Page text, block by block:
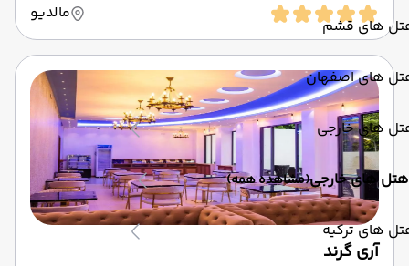
های قشم
های اصفهان
های خارجی
هتل های خارجی(مشاهده همه)
های ترکیه
مالدیو
آری گرند